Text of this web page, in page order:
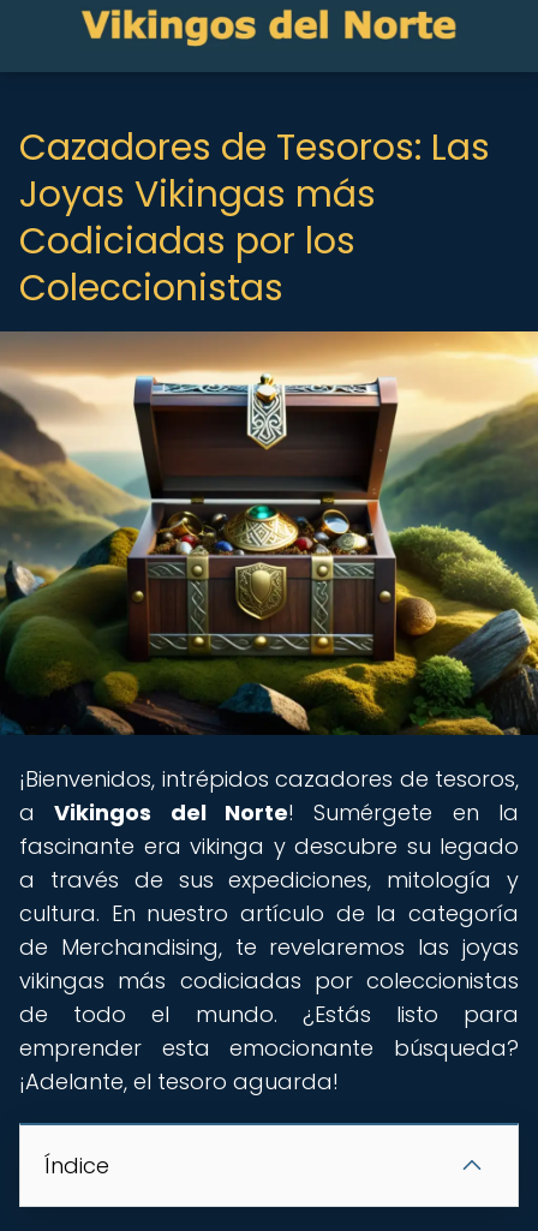
Cazadores de Tesoros: Las
Joyas Vikingas más
Codiciadas por los
Coleccionistas
¡Bienvenidos, intrépidos cazadores de tesoros,
aVikingos del Norte! Sumérgete en la
fascinante era vikinga y descubre su legado
a través de sus expediciones, mitología y
cultura. En nuestro artículo de la categoría
de Merchandising, te revelaremos las joyas
vikingas más codiciadas por coleccionistas
de todo el mundo. ¿Estás listo para
emprender esta emocionante búsqueda?
¡Adelante, el tesoro aguarda!
Índice